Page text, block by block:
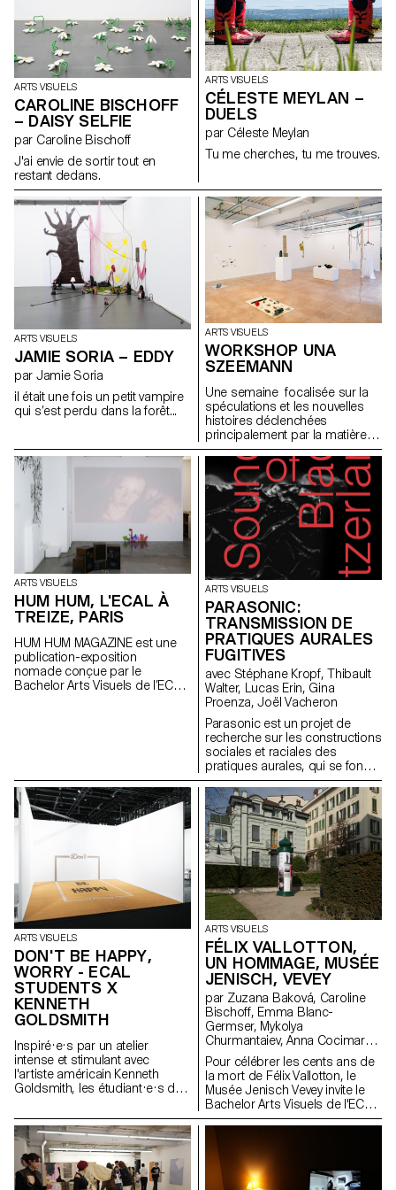
comme un lapin YOUPIII
ARTS VISUELS
CAROLINE BISCHOFF
– DAISY SELFIE
par Caroline Bischoff
J'ai envie de sortir tout en
restant dedans.
ARTS VISUELS
CÉLESTE MEYLAN –
DUELS
par Céleste Meylan
Tu me cherches, tu me trouves.
ARTS VISUELS
JAMIE SORIA – EDDY
par Jamie Soria
il était une fois un petit vampire
qui s’est perdu dans la forêt...
ARTS VISUELS
WORKSHOP UNA
SZEEMANN
Une semaine focalisée sur la
spéculations et les nouvelles
histoires déclenchées
principalement par la matière
avec l'artiste Una Szeemann.
Les étudiant.exs ont orienté
leurs réflexions sur le pouvoir
des objets, du point de vue de
l'art, du fétichisme, de l'object
oriented ontology, de la
psychanalyse et de la magie…
ARTS VISUELS
HUM HUM, L'ECAL À
TREIZE, PARIS
HUM HUM MAGAZINE est une
publication-exposition
nomade conçue par le
Bachelor Arts Visuels de l’ECAL
une exposition facilement
diffusable et activable à l’infini. À
l’occasion du lancement de
son premier numéro, HUM
Paris pour y déployer son
sommaire à l’échelle du lieu. Un
projet initié par Philippe
Decrauzat, Gallien Déjean et
Stéphane Kropf.
ARTS VISUELS
PARASONIC:
TRANSMISSION DE
PRATIQUES AURALES
FUGITIVES
avec Stéphane Kropf, Thibault
Walter, Lucas Erin, Gina
Proenza, Joël Vacheron
Parasonic est un projet de
recherche sur les constructions
sociales et raciales des
pratiques aurales, qui se fonde
sur la critique d’un régime de
pensée et d’écoute du son sur-
représenté dans les arts, et qui
vise la création d’espaces pour
la transmission de pratiques
aurales fugitives.
ARTS VISUELS
DON'T BE HAPPY,
WORRY - ECAL
STUDENTS X
KENNETH
GOLDSMITH
Inspiré·e·s par un atelier
intense et stimulant avec
l'artiste américain Kenneth
Goldsmith, les étudiant·e·s du
valorisé des signes subtils du
quotidien, transformant des
pensées errantes en un tapis :
non pas comme un dessin,
mais comme un détour ; non
ARTS VISUELS
FÉLIX VALLOTTON,
UN HOMMAGE, MUSÉE
JENISCH, VEVEY
par Zuzana Baková, Caroline
Bischoff, Emma Blanc-
Germser, Mykolya
Churmantaiev, Anna Cocimarov,
Oana Cuozzo, Mayalène de
Roquemaurel, Eulalie Félix,
Louis Fontaine, Duna György,
Marsaili Venus Haas, Olivia
Handschin, Amina Loumachi,
Clara Luna, Céleste Meylan,
Diego Mühlematter, Paul
Reachi, Baptiste Schaerer,
Charlie Schär, Jamie Soria,
Nayla Younes
Pour célébrer les cents ans de
la mort de Félix Vallotton, le
Musée Jenisch Vevey invite le
Bachelor Arts Visuels de l'ECAL
à rendre hommage à cet artiste
suisse emblématique dans une
exposition collective. S'inspirant
de ses gravures qui reflètent
l'ambiance parisienne de la fin